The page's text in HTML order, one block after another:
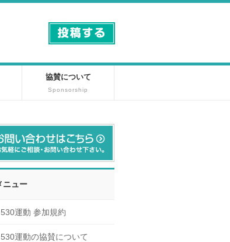
協賛について
Sponsorship
ニュー
530運動 参加規約
530運動の協賛について